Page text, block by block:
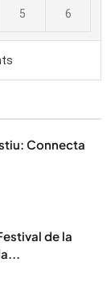
Connecta
de la